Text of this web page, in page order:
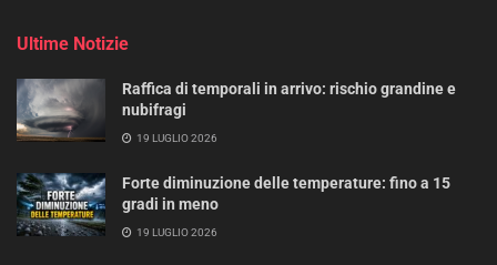
Ultime Notizie
Raffica di temporali in arrivo: rischio grandine e
nubifragi
19 LUGLIO 2026
Forte diminuzione delle temperature: fino a 15
gradi in meno
19 LUGLIO 2026